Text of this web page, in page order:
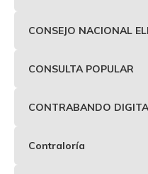
CONSEJO NACIONAL
CONSULTA POPULAR
CONTRABANDO
Contraloría